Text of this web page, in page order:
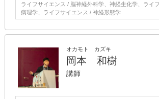
ライフサイエンス / 脳神経外科学、神経生化学、ライ
病理学、ライフサイエンス / 神経形態学
オカモト カズキ
岡本 和樹
講師